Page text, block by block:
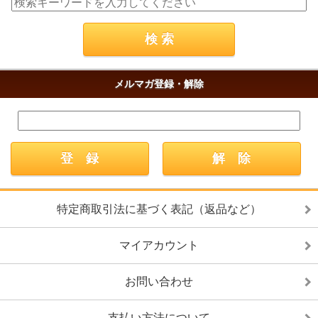
メルマガ登録・解除
特定商取引法に基づく表記（返品など）
マイアカウント
お問い合わせ